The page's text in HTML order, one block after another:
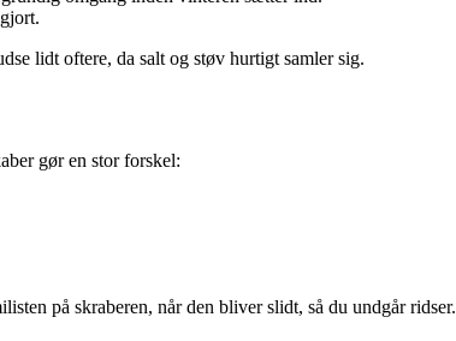
lidt oftere, da salt og støv hurtigt samler sig.
gør en stor forskel:
på skraberen, når den bliver slidt, så du undgår ridser.